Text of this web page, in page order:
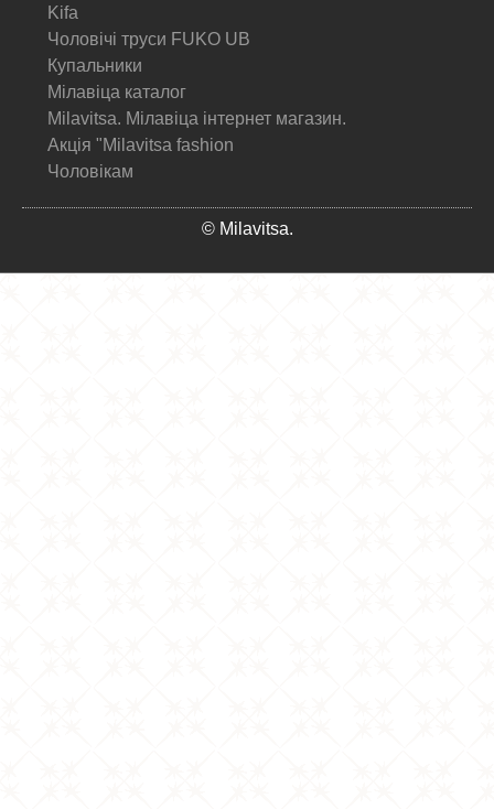
Kifa
Чоловічі труси FUKO UB
Купальники
Мілавіца каталог
Milavitsa. Мілавіца інтернет магазин.
Акція "Milavitsa fashion
Чоловікам
© Milavitsa.